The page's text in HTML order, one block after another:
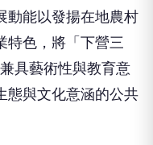
動能以發揚在地農村
特色，將「下營三
具藝術性與教育意
態與文化意涵的公共